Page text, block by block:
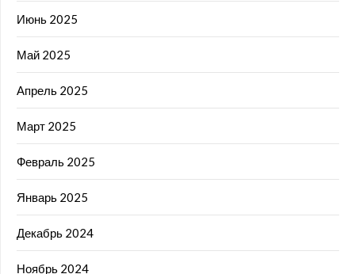
Июнь 2025
Май 2025
Апрель 2025
Март 2025
Февраль 2025
Январь 2025
Декабрь 2024
Ноябрь 2024